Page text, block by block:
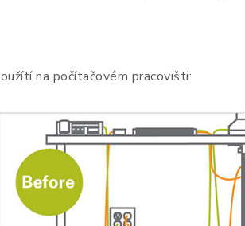
na počítačovém pracovišti: